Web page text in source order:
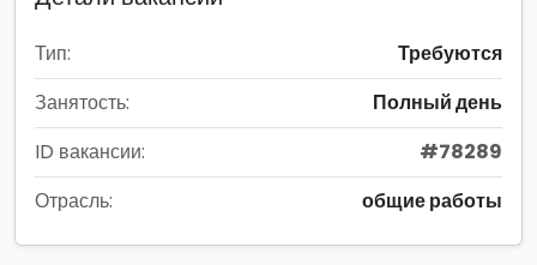
Тип:
Требуются
Занятость:
Полный день
ID вакансии:
#78289
Отрасль:
общие работы